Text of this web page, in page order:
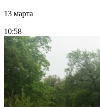
13 марта
10:58